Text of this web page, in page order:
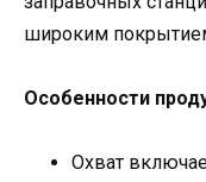
широким
Особенности
Охват